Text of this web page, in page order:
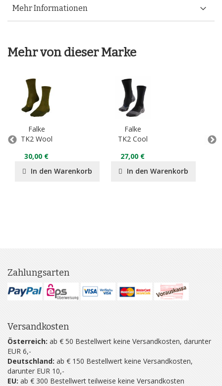
Mehr Informationen
Mehr von dieser Marke
Falke
TK2 Wool
30,00 €
In den Warenkorb
Falke
TK2 Cool
27,00 €
In den Warenkorb
Zahlungsarten
Versandkosten
Österreich: ab € 50 Bestellwert keine Versandkosten, darunter
EUR 6,-
Deutschland: ab € 150 Bestellwert keine Versandkosten,
darunter EUR 10,-
EU: ab € 300 Bestellwert teilweise keine Versandkosten